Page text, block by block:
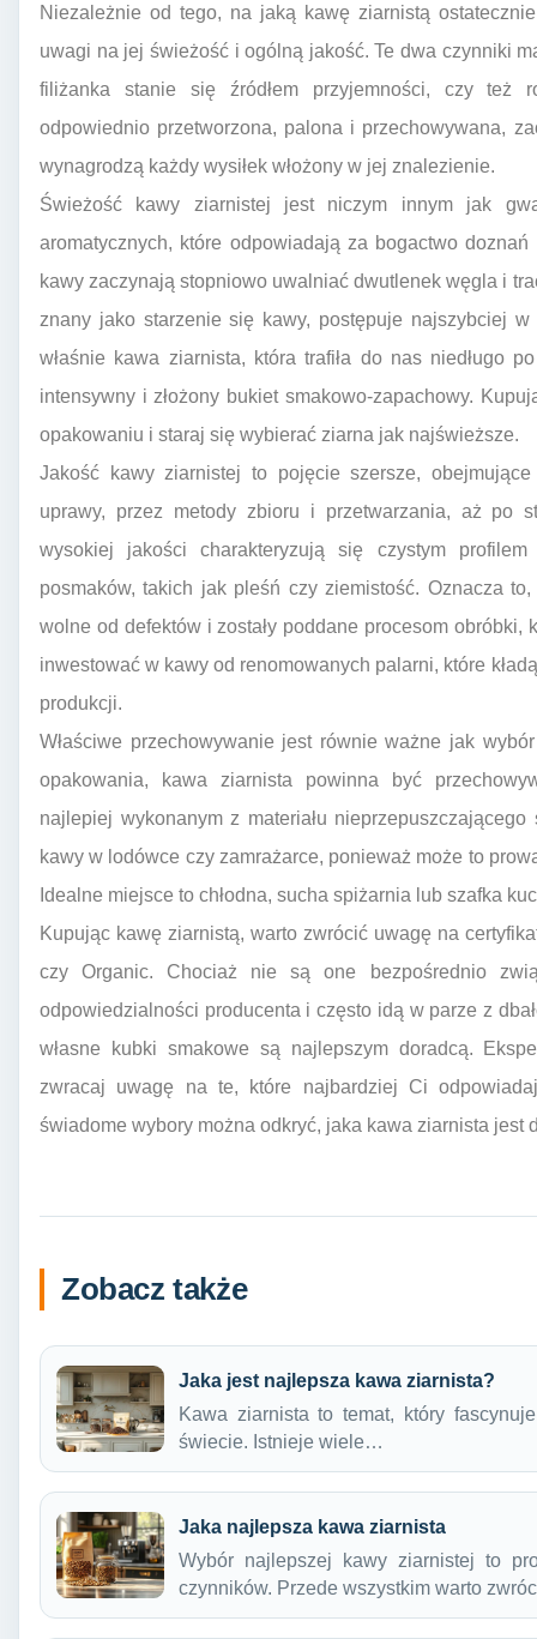
Niezależnie od tego, na jaką kawę ziarnistą
uwagi na jej świeżość i ogólną jakość. Te dwa czynniki
filiżanka stanie się źródłem przyjemności, czy też
odpowiednio przetworzona, palona i przechowywana,
wynagrodzą każdy wysiłek włożony w jej znalezienie.
Świeżość kawy ziarnistej jest niczym innym jak
aromatycznych, które odpowiadają za bogactwo
kawy zaczynają stopniowo uwalniać dwutlenek węgla i
znany jako starzenie się kawy, postępuje najszybciej
właśnie kawa ziarnista, która trafiła do nas niedługo
intensywny i złożony bukiet smakowo-zapachowy.
opakowaniu i staraj się wybierać ziarna jak najświeższe.
Jakość kawy ziarnistej to pojęcie szersze,
uprawy, przez metody zbioru i przetwarzania, aż po
wysokiej jakości charakteryzują się czystym profilem
posmaków, takich jak pleśń czy ziemistość. Oznacza
wolne od defektów i zostały poddane procesom
inwestować w kawy od renomowanych palarni, które
produkcji.
Właściwe przechowywanie jest równie ważne jak
opakowania, kawa ziarnista powinna być
najlepiej wykonanym z materiału
kawy w lodówce czy zamrażarce, ponieważ może to
Idealne miejsce to chłodna, sucha spiżarnia lub szafka
Kupując kawę ziarnistą, warto zwrócić uwagę na
czy Organic. Chociaż nie są one bezpośrednio
odpowiedzialności producenta i często idą w parze z
własne kubki smakowe są najlepszym doradcą.
zwracaj uwagę na te, które najbardziej Ci
świadome wybory można odkryć, jaka kawa ziarnista jest
Zobacz także
Jaka jest najlepsza kawa ziarnista?
Kawa ziarnista to temat, który
świecie. Istnieje wiele…
Jaka najlepsza kawa ziarnista
Wybór najlepszej kawy ziarnistej to
czynników. Przede wszystkim warto